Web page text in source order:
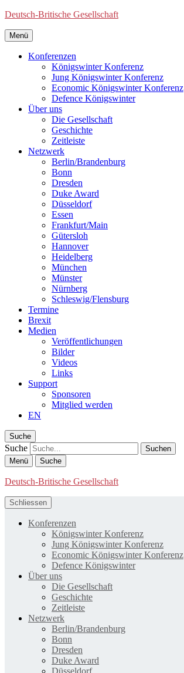
Deutsch-Britische Gesellschaft
Menü
Konferenzen
Königswinter Konferenz
Jung Königswinter Konferenz
Economic Königswinter Konferenz
Defence Königswinter
Über uns
Die Gesellschaft
Geschichte
Zeitleiste
Netzwerk
Berlin/Brandenburg
Bonn
Dresden
Duke Award
Düsseldorf
Essen
Frankfurt/Main
Gütersloh
Hannover
Heidelberg
München
Münster
Nürnberg
Schleswig/Flensburg
Termine
Brexit
Medien
Veröffentlichungen
Bilder
Videos
Links
Support
Sponsoren
Mitglied werden
EN
Suche
Suche
Menü Suche
Deutsch-Britische Gesellschaft
Schliessen
Konferenzen
Königswinter Konferenz
Jung Königswinter Konferenz
Economic Königswinter Konferenz
Defence Königswinter
Über uns
Die Gesellschaft
Geschichte
Zeitleiste
Netzwerk
Berlin/Brandenburg
Bonn
Dresden
Duke Award
Düsseldorf